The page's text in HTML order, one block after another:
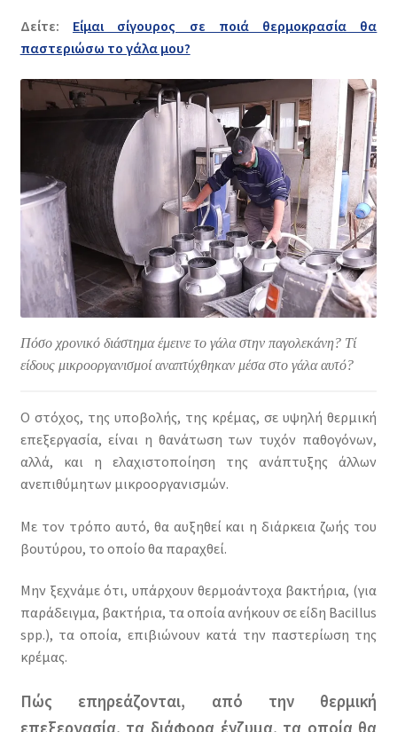
Δείτε: Είμαι σίγουρος σε ποιά θερμοκρασία θα
παστεριώσω το γάλα μου?
Πόσο χρονικό διάστημα έμεινε το γάλα στην παγολεκάνη? Τί
είδους μικροοργανισμοί αναπτύχθηκαν μέσα στο γάλα αυτό?
Ο στόχος, της υποβολής, της κρέμας, σε υψηλή θερμική
επεξεργασία, είναι η θανάτωση των τυχόν παθογόνων,
αλλά, και η ελαχιστοποίηση της ανάπτυξης άλλων
ανεπιθύμητων μικροοργανισμών.
Με τον τρόπο αυτό, θα αυξηθεί και η διάρκεια ζωής του
βουτύρου, το οποίο θα παραχθεί.
Μην ξεχνάμε ότι, υπάρχουν θερμοάντοχα βακτήρια, (για
παράδειγμα, βακτήρια, τα οποία ανήκουν σε είδη Bacillus
spp.), τα οποία, επιβιώνουν κατά την παστερίωση της
κρέμας.
Πώς επηρεάζονται, από την θερμική